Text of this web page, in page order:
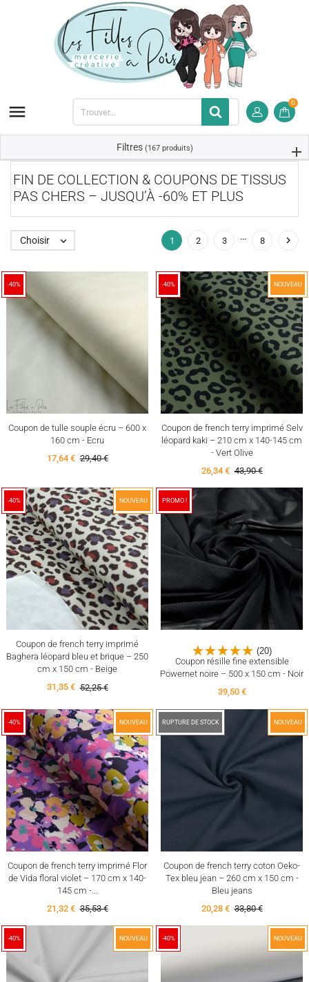
 0
Filtres (167 produits)
FIN DE COLLECTION & COUPONS DE TISSUS
PAS CHERS – JUSQU’À -60% ET PLUS
Choisir  1 2 3 … 8 
-40%
Coupon de tulle souple écru – 600 x
160 cm - Ecru
17,64 € 29,40 €
-40% NOUVEAU
Coupon de french terry imprimé Selv
léopard kaki – 210 cm x 140-145 cm
- Vert Olive
26,34 € 43,90 €
-40% NOUVEAU
Coupon de french terry imprimé
Baghera léopard bleu et brique – 250
cm x 150 cm - Beige
31,35 € 52,25 €
PROMO !
(20)
Coupon résille fine extensible
Powernet noire – 500 x 150 cm - Noir
39,50 €
-40% NOUVEAU
Coupon de french terry imprimé Flor
de Vida floral violet – 170 cm x 140-
145 cm -...
21,32 € 35,53 €
-40% NOUVEAU
RUPTURE DE STOCK
Coupon de french terry coton Oeko-
Tex bleu jean – 260 cm x 150 cm -
Bleu jeans
20,28 € 33,80 €
-40% NOUVEAU -40% NOUVEAU